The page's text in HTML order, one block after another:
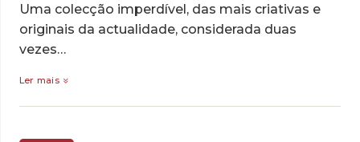
Uma colecção imperdível, das mais criativas e
originais da actualidade, considerada duas
vezes…
Ler mais